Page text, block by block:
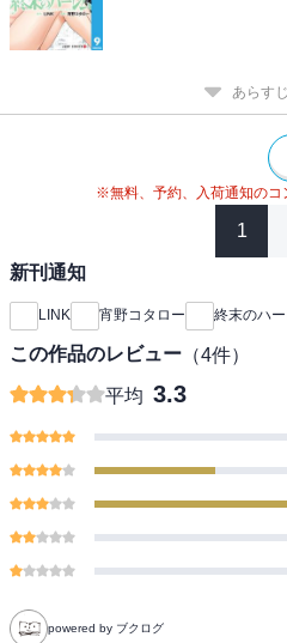
あらす
※無料、予約、入荷通知のコ
1
新刊通知
LINK 宵野コタロー 終末のハ
この作品のレビュー （4件）
平均 3.3
powered by ブクログ